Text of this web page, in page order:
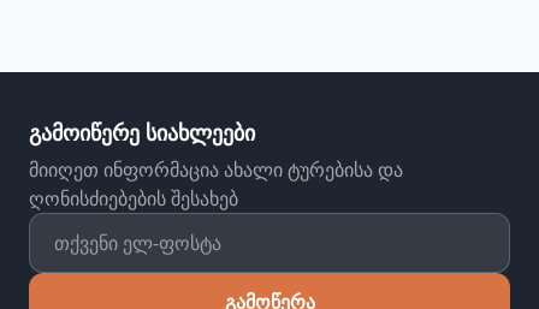
გამოიწერე სიახლეები
მიიღეთ ინფორმაცია ახალი ტურებისა და
ღონისძიებების შესახებ
გამოწერა